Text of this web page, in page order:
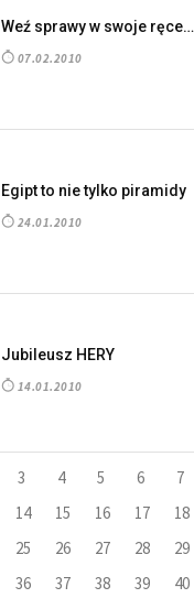
Weź sprawy w swoje ręce…
07.02.2010
Egipt to nie tylko piramidy
24.01.2010
Jubileusz HERY
14.01.2010
3 4 5 6 7
14 15 16 17 18
25 26 27 28 29
36 37 38 39 40